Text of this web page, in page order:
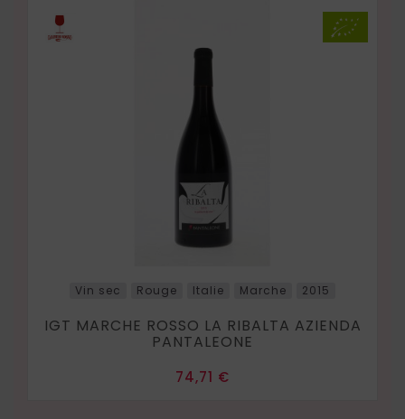
Vin sec Rouge Italie Marche 2015
IGT MARCHE ROSSO LA RIBALTA AZIENDA
PANTALEONE
Prix
74,71 €